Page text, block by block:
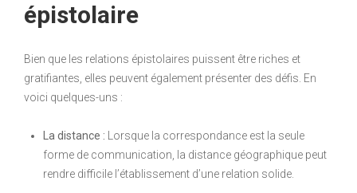
épistolaire
Bien que les relations épistolaires puissent être riches et
gratifiantes, elles peuvent également présenter des défis. En
voici quelques-uns :
La distance : Lorsque la correspondance est la seule
forme de communication, la distance géographique peut
rendre difficile l’établissement d’une relation solide.